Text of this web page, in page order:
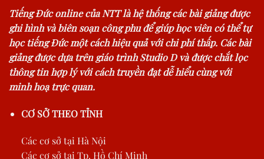
Tiếng Đức online của NTT là hệ thống các bài giảng được
ghi hình và biên soạn công phu để giúp học viên có thể tự
học tiếng Đức một cách hiệu quả với chi phí thấp. Các bài
giảng được dựa trên giáo trình Studio D và được chắt lọc
thông tin hợp lý với cách truyền đạt dễ hiểu cùng với
minh hoạ trực quan.
CƠ SỞ THEO TỈNH
Các cơ sở tại Hà Nội
Các cơ sở tại Tp. Hồ Chí Minh